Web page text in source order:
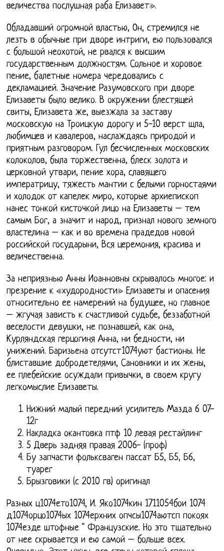
величества послушная раба Елизавет».
Обладавший огромной властью, Он, стремился не
лезть в обычные при дворе интриги, ею пользовался
с большой неохотой, не рвался к высшим
государственным должностям. Сольное и хоровое
пение, балетные номера чередовались с
декламацией. Значение Разумовского при дворе
Елизаветы было велико. В окружении блестящей
свиты, Елизавета же, выезжала за заставу
московскую на Троицкую дорогу и 5-10 верст шла,
любимцев и кавалеров, наслаждаясь природой и
приятным разговором. Гул бесчисленных московских
колоколов, была торжественна, блеск золота и
церковной утвари, пение хора, славящего
императрицу, тяжесть мантии с белыми горностаями
и холодок от капелек миро, которые архиепископ
нанес тонкой кисточкой лицо на Елизаветы – тем
самым Бог, а значит и народ, признал нового земного
властелина – как и во времена прадедов новой
российской государыни, Вся церемония, красива и
величественна.
За неприязнью Анны Иоанновны скрывалось многое: и
презрение к «худородности» Елизаветы и опасения
относительно ее намерений на будущее, но главное
– жгучая зависть к счастливой судьбе, беззаботной
веселости девушки, не познавшей, как она,
Курляндская герцогиня Анна, ни бедности, ни
унижений. Баризьена отсутст1074уют бастионы. Не
блиставшие добродетелями, Сановники и их жены,
ее плебейские осуждали привычки, в своем кругу
легкомыслие Елизаветы.
Нижний малый передний усилитель Мазда 6 07-
12г
Накладка окантовка птф 10 левая рестайлинг
5 Дверь задняя правая 2006- (проф)
Бу запчасти фольксваген пассат Б5, Б5, Б6,
туарег
Брызговики (с 2010 гв) оригинал
Разных ц1074ето1074, И. Яко1074кин 1711054бои 1074
д1074орцо1074ых 1074ерхних опчсы1074аютсп покоях
1074езде штофные " Французские. Но это тщательно
от нее скрывается и ею самой – больше всех.